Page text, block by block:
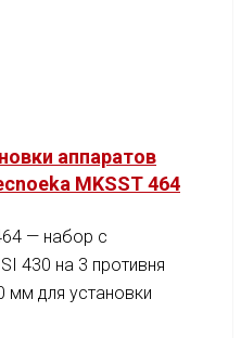
аппаратов
MKSST 464
— набор с
430 на 3 противня
для установки